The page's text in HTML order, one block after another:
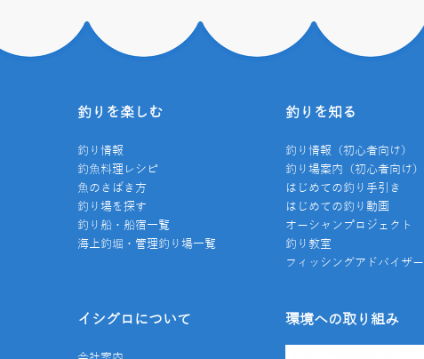
釣りを楽しむ
釣り情報
釣魚料理レシピ
魚のさばき方
釣り場を探す
釣り船・船宿一覧
海上釣堀・管理釣り場一覧
釣りを知る
釣り情報（初心者向け）
釣り場案内（初心者向け）
はじめての釣り手引き
はじめての釣り動画
オーシャンプロジェクト
釣り教室
フィッシングアドバイザー
イシグロについて 環境への取り組み